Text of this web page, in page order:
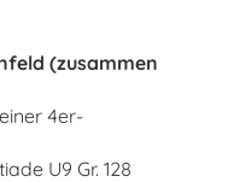
(zusammen
4er-
U9 Gr. 128